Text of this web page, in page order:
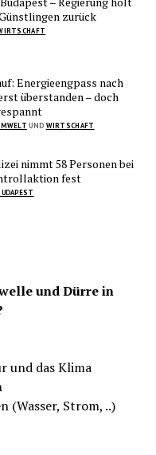
zurück
Energieengpass nach
überstanden – doch
UND WIRTSCHAFT
nimmt 58 Personen bei
fest
und Dürre in
und das Klima
(Wasser, Strom, ..)